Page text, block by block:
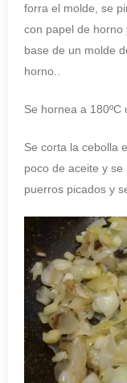
forra el molde, se
con papel de horno
base de un molde
horno..
Se hornea a 180ºC
Se corta la cebolla
poco de aceite y
puerros picados y